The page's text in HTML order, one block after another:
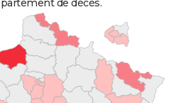
de décès.